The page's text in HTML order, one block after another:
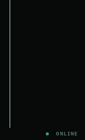
ONLINE